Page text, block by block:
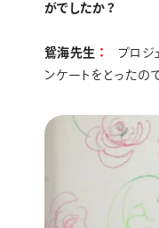
がでしたか？
鴛海先生
プロジ
ンケートをとったの